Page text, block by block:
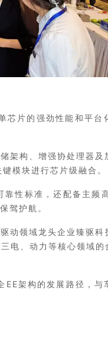
片的强劲性能和平台
架构、增强协处理器及
模块进行芯片级融合。
性标准，还配备主频
驾护航。
动领域龙头企业臻驱
电、动力等核心领域的
架构的发展路径，与